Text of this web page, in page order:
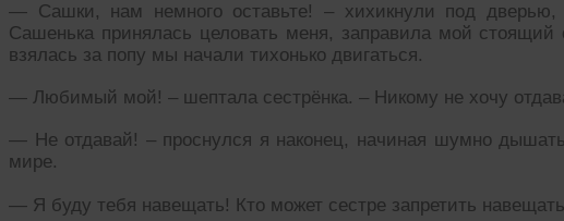
— Сашки, нам немного оставьте! – хихикнули под дверью,
Сашенька принялась целовать меня, заправила мой
взялась за попу мы начали тихонько двигаться.
— Любимый мой! – шептала сестрёнка. – Никому не хочу
— Не отдавай! – проснулся я наконец, начиная шумно
мире.
— Я буду тебя навещать! Кто может сестре запретить